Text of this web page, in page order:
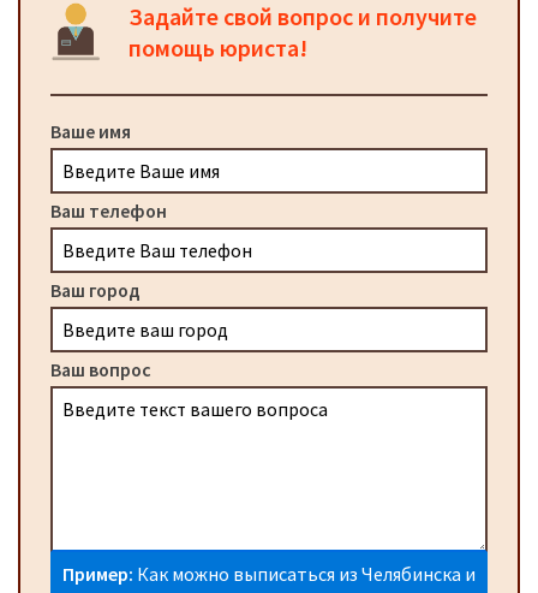
Задайте свой вопрос и получите
помощь юриста!
Ваше имя
Ваш телефон
Ваш город
Ваш вопрос
Пример: Как можно выписаться из Челябинска и